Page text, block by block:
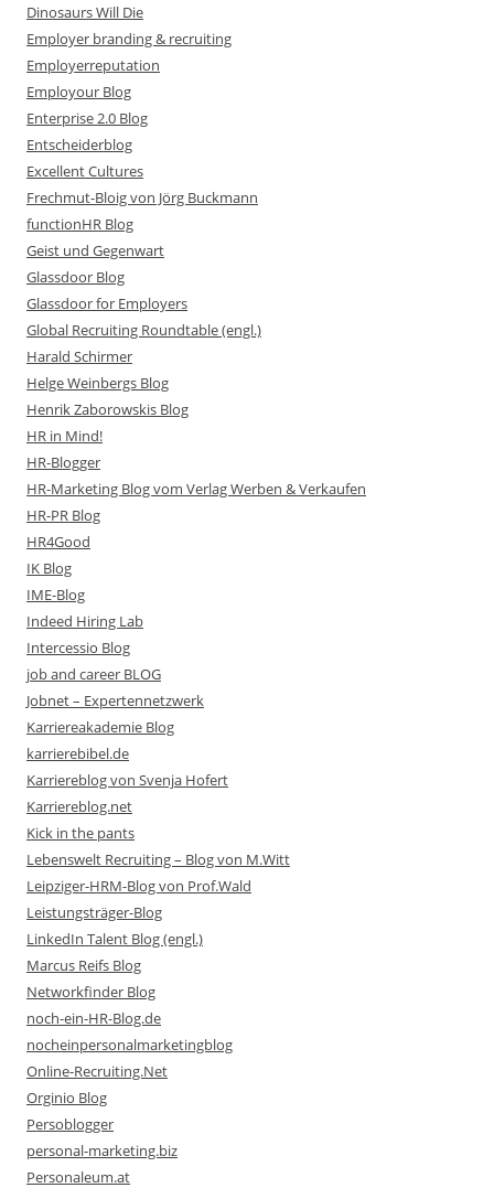
Dinosaurs Will Die
Employer branding & recruiting
Employerreputation
Employour Blog
Enterprise 2.0 Blog
Entscheiderblog
Excellent Cultures
Frechmut-Bloig von Jörg Buckmann
functionHR Blog
Geist und Gegenwart
Glassdoor Blog
Glassdoor for Employers
Global Recruiting Roundtable (engl.)
Harald Schirmer
Helge Weinbergs Blog
Henrik Zaborowskis Blog
HR in Mind!
HR-Blogger
HR-Marketing Blog vom Verlag Werben & Verkaufen
HR-PR Blog
HR4Good
IK Blog
IME-Blog
Indeed Hiring Lab
Intercessio Blog
job and career BLOG
Jobnet – Expertennetzwerk
Karriereakademie Blog
karrierebibel.de
Karriereblog von Svenja Hofert
Karriereblog.net
Kick in the pants
Lebenswelt Recruiting – Blog von M.Witt
Leipziger-HRM-Blog von Prof.Wald
Leistungsträger-Blog
LinkedIn Talent Blog (engl.)
Marcus Reifs Blog
Networkfinder Blog
noch-ein-HR-Blog.de
nocheinpersonalmarketingblog
Online-Recruiting.Net
Orginio Blog
Persoblogger
personal-marketing.biz
Personaleum.at